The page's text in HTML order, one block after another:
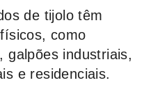
de tijolo têm
como
galpões industriais,
e residenciais.